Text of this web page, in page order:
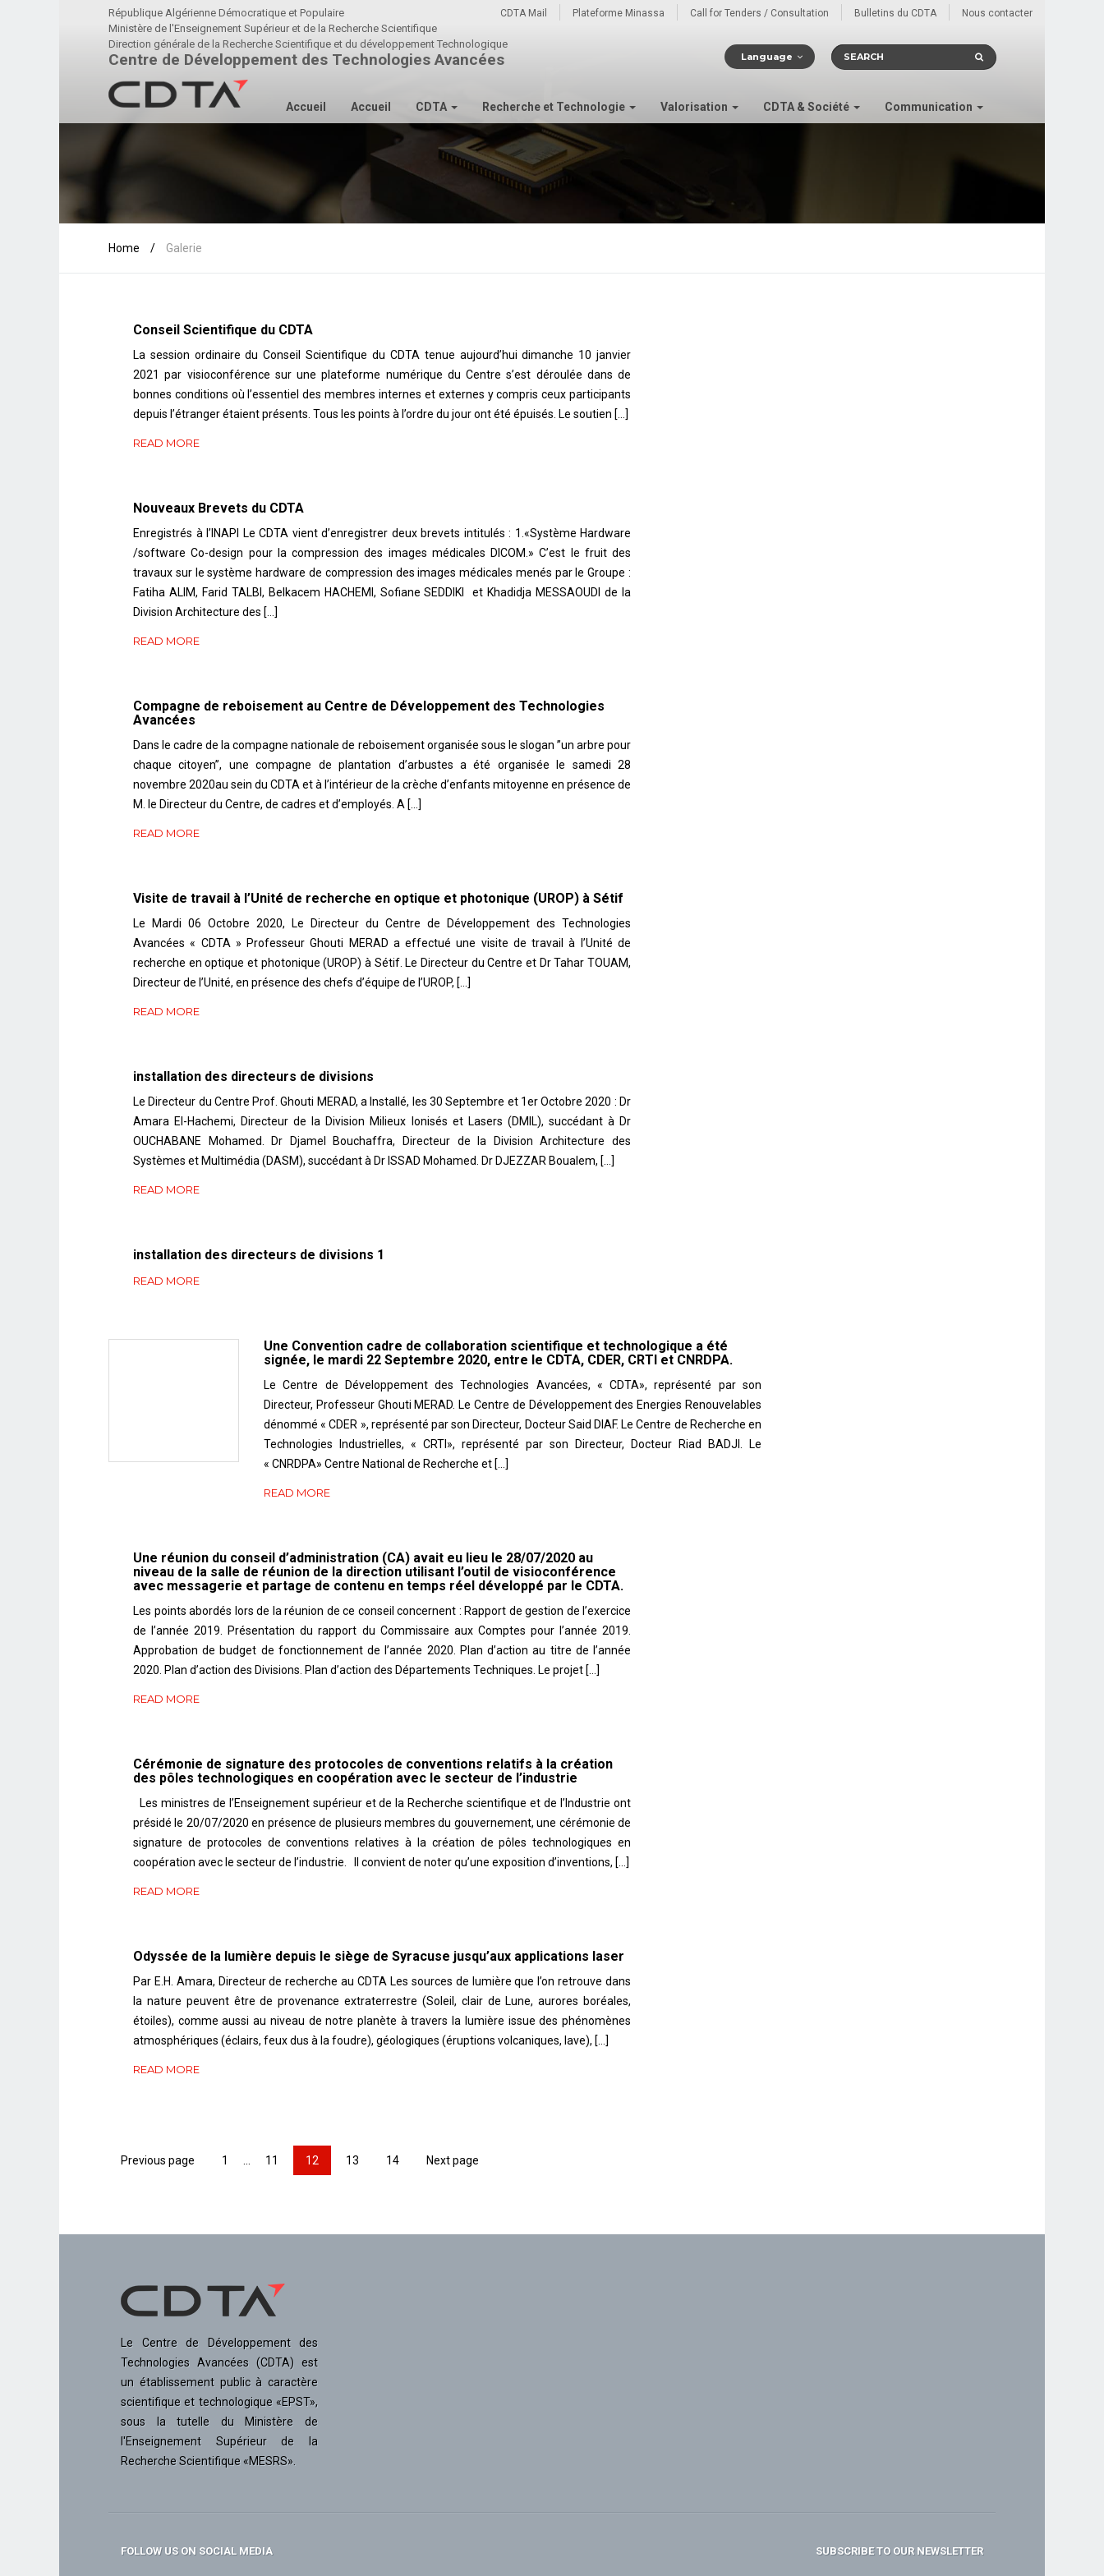
Nous contacter
Bulletins du CDTA
Call for Tenders / Consultation
Plateforme Minassa
CDTA Mail
Language
République Algérienne Démocratique et Populaire
Ministère de l'Enseignement Supérieur et de la Recherche Scientifique
Direction générale de la Recherche Scientifique et du développement Technologique
Centre de Développement des Technologies Avancées
Accueil Accueil CDTA Recherche et Technologie Valorisation CDTA & Société Communication
Home / Galerie
Conseil Scientifique du CDTA
La session ordinaire du Conseil Scientifique du CDTA tenue aujourd’hui dimanche 10 janvier
2021 par visioconférence sur une plateforme numérique du Centre s’est déroulée dans de
bonnes conditions où l’essentiel des membres internes et externes y compris ceux participants
depuis l’étranger étaient présents. Tous les points à l’ordre du jour ont été épuisés. Le soutien […]
READ MORE
Nouveaux Brevets du CDTA
Enregistrés à l’INAPI Le CDTA vient d’enregistrer deux brevets intitulés : 1.«Système Hardware
/software Co-design pour la compression des images médicales DICOM.» C’est le fruit des
travaux sur le système hardware de compression des images médicales menés par le Groupe :
Fatiha ALIM, Farid TALBI, Belkacem HACHEMI, Sofiane SEDDIKI et Khadidja MESSAOUDI de la
Division Architecture des […]
READ MORE
Compagne de reboisement au Centre de Développement des Technologies
Avancées
Dans le cadre de la compagne nationale de reboisement organisée sous le slogan ’’un arbre pour
chaque citoyen’’, une compagne de plantation d’arbustes a été organisée le samedi 28
novembre 2020au sein du CDTA et à l’intérieur de la crèche d’enfants mitoyenne en présence de
M. le Directeur du Centre, de cadres et d’employés. A […]
READ MORE
Visite de travail à l’Unité de recherche en optique et photonique (UROP) à Sétif
Le Mardi 06 Octobre 2020, Le Directeur du Centre de Développement des Technologies
Avancées « CDTA » Professeur Ghouti MERAD a effectué une visite de travail à l’Unité de
recherche en optique et photonique (UROP) à Sétif. Le Directeur du Centre et Dr Tahar TOUAM,
Directeur de l’Unité, en présence des chefs d’équipe de l’UROP, […]
READ MORE
installation des directeurs de divisions
Le Directeur du Centre Prof. Ghouti MERAD, a Installé, les 30 Septembre et 1er Octobre 2020 : Dr
Amara El-Hachemi, Directeur de la Division Milieux Ionisés et Lasers (DMIL), succédant à Dr
OUCHABANE Mohamed. Dr Djamel Bouchaffra, Directeur de la Division Architecture des
Systèmes et Multimédia (DASM), succédant à Dr ISSAD Mohamed. Dr DJEZZAR Boualem, […]
READ MORE
installation des directeurs de divisions 1
READ MORE
Une Convention cadre de collaboration scientifique et technologique a été
signée, le mardi 22 Septembre 2020, entre le CDTA, CDER, CRTI et CNRDPA.
Le Centre de Développement des Technologies Avancées, « CDTA», représenté par son
Directeur, Professeur Ghouti MERAD. Le Centre de Développement des Energies Renouvelables
dénommé « CDER », représenté par son Directeur, Docteur Said DIAF. Le Centre de Recherche en
Technologies Industrielles, « CRTI», représenté par son Directeur, Docteur Riad BADJI. Le
« CNRDPA» Centre National de Recherche et […]
READ MORE
Une réunion du conseil d’administration (CA) avait eu lieu le 28/07/2020 au
niveau de la salle de réunion de la direction utilisant l’outil de visioconférence
avec messagerie et partage de contenu en temps réel développé par le CDTA.
Les points abordés lors de la réunion de ce conseil concernent : Rapport de gestion de l’exercice
de l’année 2019. Présentation du rapport du Commissaire aux Comptes pour l’année 2019.
Approbation de budget de fonctionnement de l’année 2020. Plan d’action au titre de l’année
2020. Plan d’action des Divisions. Plan d’action des Départements Techniques. Le projet […]
READ MORE
Cérémonie de signature des protocoles de conventions relatifs à la création
des pôles technologiques en coopération avec le secteur de l’industrie
Les ministres de l’Enseignement supérieur et de la Recherche scientifique et de l’Industrie ont
présidé le 20/07/2020 en présence de plusieurs membres du gouvernement, une cérémonie de
signature de protocoles de conventions relatives à la création de pôles technologiques en
coopération avec le secteur de l’industrie. Il convient de noter qu’une exposition d’inventions, […]
READ MORE
Odyssée de la lumière depuis le siège de Syracuse jusqu’aux applications laser
Par E.H. Amara, Directeur de recherche au CDTA Les sources de lumière que l’on retrouve dans
la nature peuvent être de provenance extraterrestre (Soleil, clair de Lune, aurores boréales,
étoiles), comme aussi au niveau de notre planète à travers la lumière issue des phénomènes
atmosphériques (éclairs, feux dus à la foudre), géologiques (éruptions volcaniques, lave), […]
READ MORE
Previous page 1 11 Page
12 13 14 Next page
Le Centre de Développement des
Technologies Avancées (CDTA) est
un établissement public à caractère
scientifique et technologique «EPST»,
sous la tutelle du Ministère de
l'Enseignement Supérieur de la
Recherche Scientifique «MESRS».
FOLLOW US ON SOCIAL MEDIA SUBSCRIBE TO OUR NEWSLETTER